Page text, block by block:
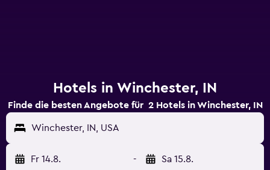
Hotels in Winchester, IN
Finde die besten Angebote für 2 Hotels in Winchester, IN
Winchester, IN, USA
Fr 14.8. - Sa 15.8.